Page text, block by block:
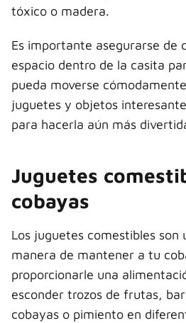
tóxico o madera.
Es importante asegurarse de
espacio dentro de la casita
pueda moverse
juguetes y objetos
para hacerla aún más
Juguetes
cobayas
Los juguetes comestibles son
manera de mantener a tu
proporcionarle una
esconder trozos de frutas,
cobayas o pimiento en